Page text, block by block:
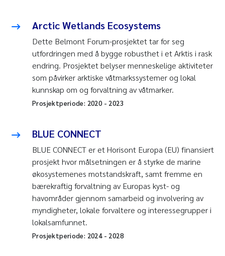
Arctic Wetlands Ecosystems
Dette Belmont Forum-prosjektet tar for seg
utfordringen med å bygge robusthet i et Arktis i rask
endring. Prosjektet belyser menneskelige aktiviteter
som påvirker arktiske våtmarkssystemer og lokal
kunnskap om og forvaltning av våtmarker.
Prosjektperiode: 2020- 2023
BLUE CONNECT
BLUE CONNECT er et Horisont Europa (EU) finansiert
prosjekt hvor målsetningen er å styrke de marine
økosystemenes motstandskraft, samt fremme en
bærekraftig forvaltning av Europas kyst- og
havområder gjennom samarbeid og involvering av
myndigheter, lokale forvaltere og interessegrupper i
lokalsamfunnet.
Prosjektperiode: 2024- 2028